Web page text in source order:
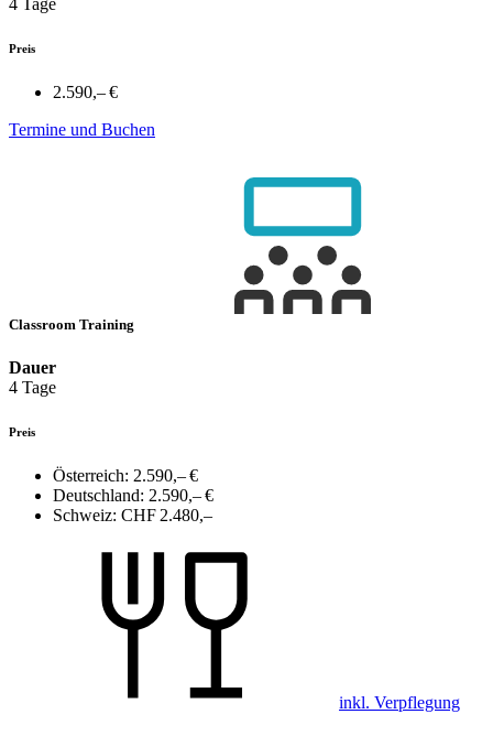
Preis
2.590,– €
Termine und Buchen
Classroom Training
Dauer
4 Tage
Preis
Österreich: 2.590,– €
Deutschland: 2.590,– €
Schweiz: CHF 2.480,–
inkl. Verpflegung